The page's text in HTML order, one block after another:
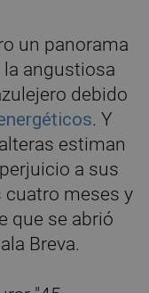
un panorama
la angustiosa
debido
. Y
estiman
a sus
cuatro meses y
que se abrió
Breva.